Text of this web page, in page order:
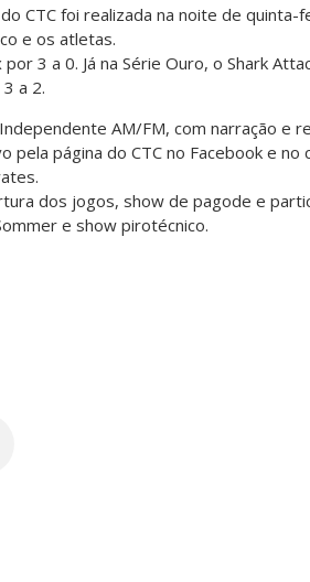
CTC foi realizada na noite de quinta-
e os atletas.
3 a 0. Já na Série Ouro, o Shark
a 2.
AM/FM, com narração e
página do CTC no Facebook e no
dos jogos, show de pagode e
e show pirotécnico.